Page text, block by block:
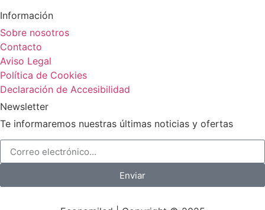
Información
Sobre nosotros
Contacto
Aviso Legal
Política de Cookies
Declaración de Accesibilidad
Newsletter
Te informaremos nuestras últimas noticias y ofertas
Enviar